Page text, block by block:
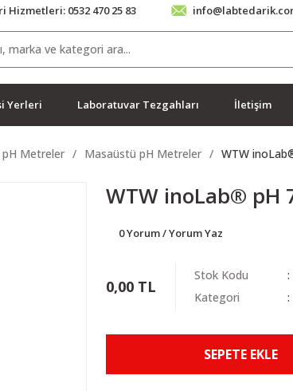
Hizmetleri: 0532 470 25 83
Yerleri Laboratuvar Tezgahları İletişim
pH Metreler Masaüstü pH Metreler WTW
WTW inoLab® pH
0 Yorum / Yorum Yaz
0,00 TL
Stok Kodu
Kategori
SEPETE EKLE